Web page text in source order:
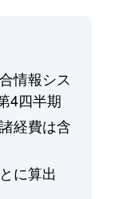
情報シス
4四半期
経費は含
に算出